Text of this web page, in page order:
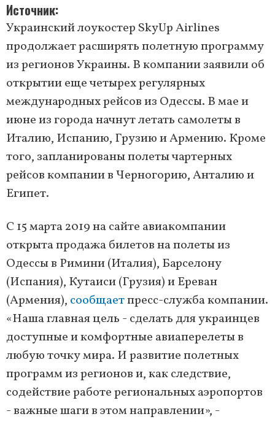
Источник
Украинский лоукостер SkyUp Airlines
продолжает расширять полетную программу
из регионов Украины. В компании заявили об
открытии еще четырех регулярных
международных рейсов из Одессы. В мае и
июне из города начнут летать самолеты в
Италию, Испанию, Грузию и Армению. Кроме
того, запланированы полеты чартерных
рейсов компании в Черногорию, Анталию и
Египет.
С 15 марта 2019 на сайте авиакомпании
открыта продажа билетов на полеты из
Одессы в Римини (Италия), Барселону
(Испания), Кутаиси (Грузия) и Ереван
(Армения), сообщаетпресс-служба компании.
«Наша главная цель - сделать для украинцев
доступные и комфортные авиаперелеты в
любую точку мира. И развитие полетных
программ из регионов и, как следствие,
содействие работе региональных аэропортов
- важные шаги в этом направлении», -